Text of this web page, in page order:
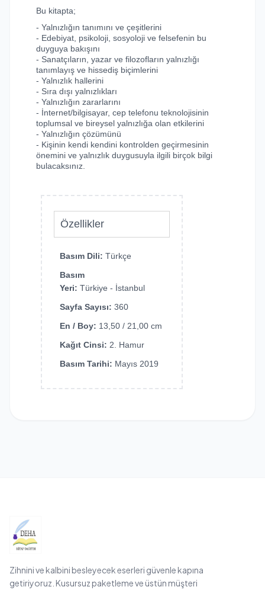
Bu kitapta;
- Yalnızlığın tanımını ve çeşitlerini
- Edebiyat, psikoloji, sosyoloji ve felsefenin bu
duyguya bakışını
- Sanatçıların, yazar ve filozofların yalnızlığı
tanımlayış ve hissediş biçimlerini
- Yalnızlık hallerini
- Sıra dışı yalnızlıkları
- Yalnızlığın zararlarını
- İnternet/bilgisayar, cep telefonu teknolojisinin
toplumsal ve bireysel yalnızlığa olan etkilerini
- Yalnızlığın çözümünü
- Kişinin kendi kendini kontrolden geçirmesinin
önemini ve yalnızlık duygusuyla ilgili birçok bilgi
bulacaksınız.
Özellikler
Basım Dili: Türkçe
Basım
Yeri: Türkiye - İstanbul
Sayfa Sayısı: 360
En / Boy: 13,50 / 21,00 cm
Kağıt Cinsi: 2. Hamur
Basım Tarihi: Mayıs 2019
Zihnini ve kalbini besleyecek eserleri güvenle kapına
getiriyoruz. Kusursuz paketleme ve üstün müşteri